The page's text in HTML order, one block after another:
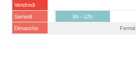
Vendredi
Samedi
8h - 12h
Dimanche
Fermé